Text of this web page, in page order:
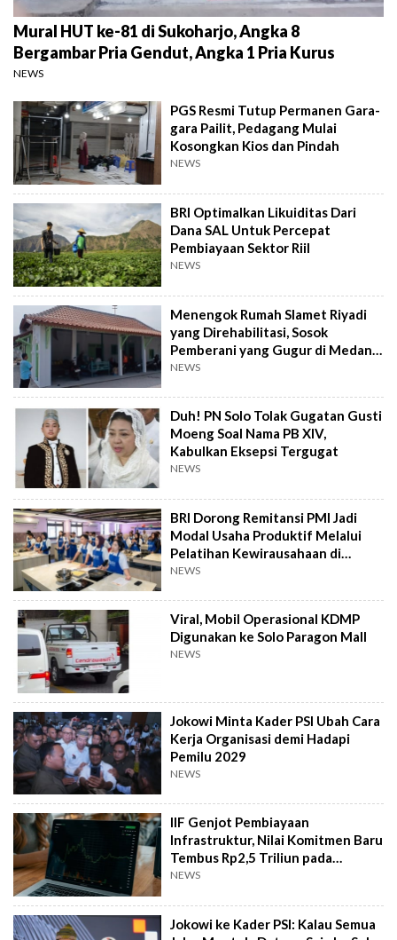
Mural HUT ke-81 di Sukoharjo, Angka 8
Bergambar Pria Gendut, Angka 1 Pria Kurus
NEWS
PGS Resmi Tutup Permanen Gara-
gara Pailit, Pedagang Mulai
Kosongkan Kios dan Pindah
NEWS
BRI Optimalkan Likuiditas Dari
Dana SAL Untuk Percepat
Pembiayaan Sektor Riil
NEWS
Menengok Rumah Slamet Riyadi
yang Direhabilitasi, Sosok
Pemberani yang Gugur di Medan
Perang
NEWS
Duh! PN Solo Tolak Gugatan Gusti
Moeng Soal Nama PB XIV,
Kabulkan Eksepsi Tergugat
NEWS
BRI Dorong Remitansi PMI Jadi
Modal Usaha Produktif Melalui
Pelatihan Kewirausahaan di
Taiwan
NEWS
Viral, Mobil Operasional KDMP
Digunakan ke Solo Paragon Mall
NEWS
Jokowi Minta Kader PSI Ubah Cara
Kerja Organisasi demi Hadapi
Pemilu 2029
NEWS
IIF Genjot Pembiayaan
Infrastruktur, Nilai Komitmen Baru
Tembus Rp2,5 Triliun pada
Semester I 2026
NEWS
Jokowi ke Kader PSI: Kalau Semua